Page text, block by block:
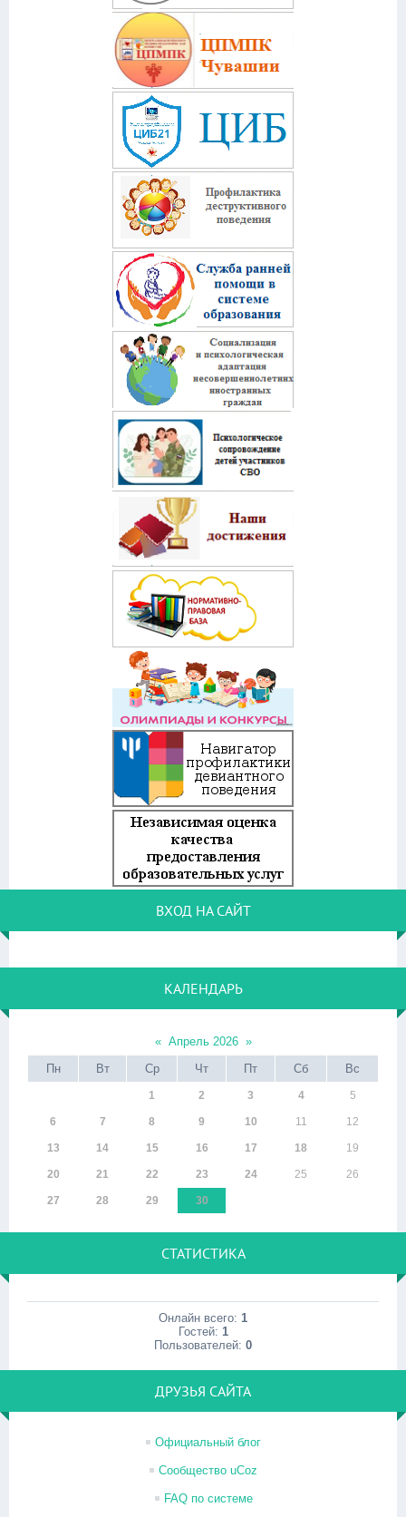
ВХОД НА САЙТ
КАЛЕНДАРЬ
« Апрель 2026 »
Пн
Вт Ср Чт Пт Сб Вс
1 2 3 4 5
6 7 8 9 10 11 12
13 14 15 16 17 18 19
20 21 22 23 24 25 26
27 28 29 30
СТАТИСТИКА
Онлайн всего: 1
Гостей: 1
Пользователей: 0
ДРУЗЬЯ САЙТА
Официальный блог
Сообщество uCoz
FAQ по системе